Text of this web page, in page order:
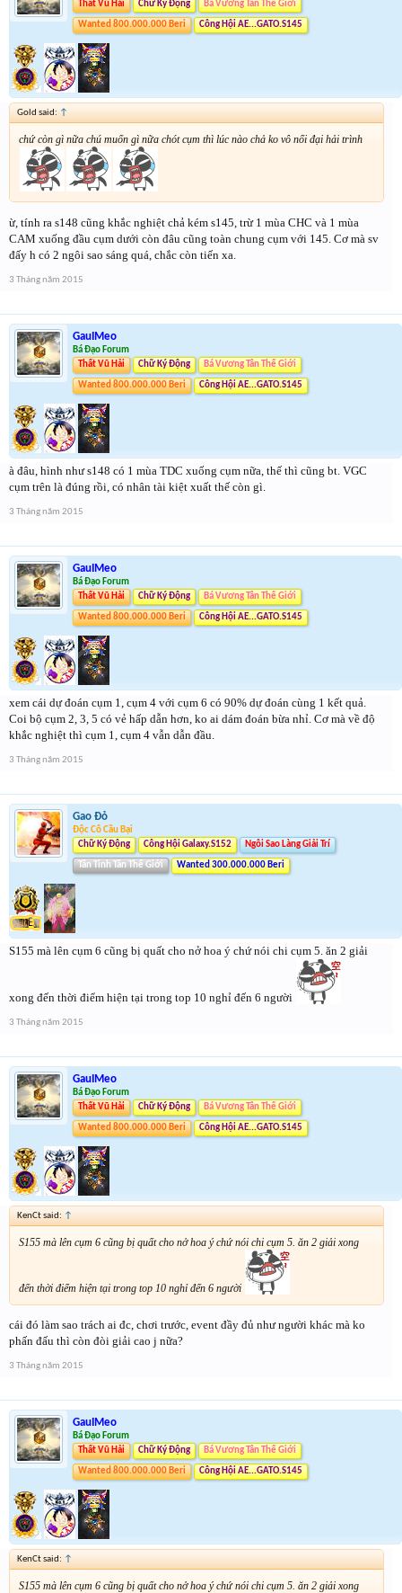
Thất Vũ Hải Chữ Ký Động Bá Vương Tân Thế Giới
Wanted 800.000.000 Beri Công Hội AE...GATO.S145
Gold said: ↑
chứ còn gì nữa chú muốn gì nữa chót cụm thì lúc nào chả ko vô nổi đại hải trình
ừ, tính ra s148 cũng khắc nghiệt chả kém s145, trừ 1 mùa CHC và 1 mùa
CAM xuống đầu cụm dưới còn đâu cũng toàn chung cụm với 145. Cơ mà sv
đấy h có 2 ngôi sao sáng quá, chắc còn tiến xa.
3 Tháng năm 2015
GauIMeo
Bá Đạo Forum
Thất Vũ Hải
Chữ Ký Động Bá Vương Tân Thế Giới
Wanted 800.000.000 Beri Công Hội AE...GATO.S145
à đâu, hình như s148 có 1 mùa TDC xuống cụm nữa, thế thì cũng bt. VGC
cụm trên là đúng rồi, có nhân tài kiệt xuất thế còn gì.
3 Tháng năm 2015
GauIMeo
Bá Đạo Forum
Thất Vũ Hải
Chữ Ký Động Bá Vương Tân Thế Giới
Wanted 800.000.000 Beri Công Hội AE...GATO.S145
xem cái dự đoán cụm 1, cụm 4 với cụm 6 có 90% dự đoán cùng 1 kết quả.
Coi bộ cụm 2, 3, 5 có vẻ hấp dẫn hơn, ko ai dám đoán bừa nhỉ. Cơ mà về độ
khắc nghiệt thì cụm 1, cụm 4 vẫn dẫn đầu.
3 Tháng năm 2015
Gao Đỏ
Độc Cô Cầu Bại
Chữ Ký Động
Công Hội Galaxy.S152 Ngôi Sao Làng Giải Trí
Tân Tinh Tân Thế Giới Wanted 300.000.000 Beri
S155 mà lên cụm 6 cũng bị quất cho nở hoa ý chứ nói chi cụm 5. ăn 2 giải
xong đến thời điểm hiện tại trong top 10 nghỉ đến 6 người
3 Tháng năm 2015
GauIMeo
Bá Đạo Forum
Thất Vũ Hải
Chữ Ký Động Bá Vương Tân Thế Giới
Wanted 800.000.000 Beri Công Hội AE...GATO.S145
KenCt said: ↑
S155 mà lên cụm 6 cũng bị quất cho nở hoa ý chứ nói chi cụm 5. ăn 2 giải xong
đến thời điểm hiện tại trong top 10 nghỉ đến 6 người
cái đó làm sao trách ai đc, chơi trước, event đầy đủ như người khác mà ko
phấn đấu thì còn đòi giải cao j nữa?
3 Tháng năm 2015
GauIMeo
Bá Đạo Forum
Thất Vũ Hải
Chữ Ký Động Bá Vương Tân Thế Giới
Wanted 800.000.000 Beri Công Hội AE...GATO.S145
KenCt said: ↑
S155 mà lên cụm 6 cũng bị quất cho nở hoa ý chứ nói chi cụm 5. ăn 2 giải xong